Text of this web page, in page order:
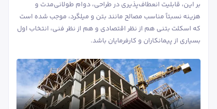
بر این، قابلیت انعطاف‌پذیری در طراحی، دوام طولانی‌مدت و
هزینه نسبتاً مناسب مصالح مانند بتن و میلگرد، موجب شده است
که اسکلت بتنی هم از نظر اقتصادی و هم از نظر فنی، انتخاب اول
بسیاری از پیمانکاران و کارفرمایان باشد.